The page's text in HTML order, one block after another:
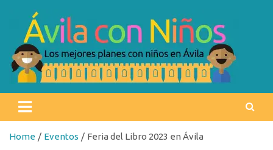
content
Ávila con niños
Home Eventos Feria del Libro 2023 en Ávila